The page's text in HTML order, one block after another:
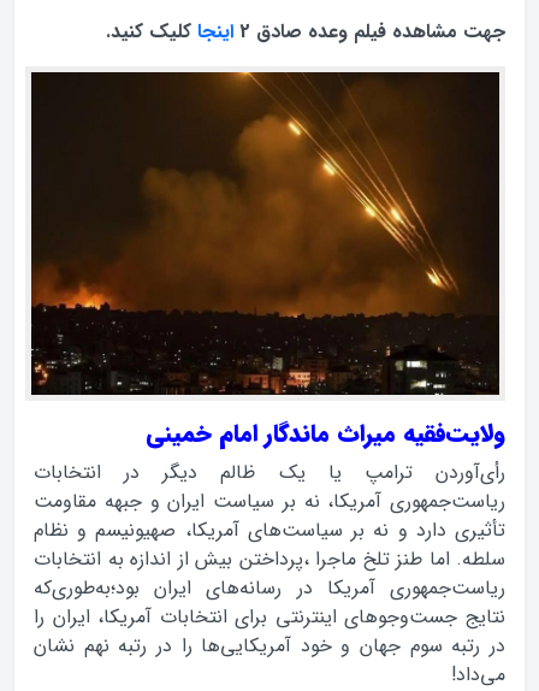
جهت مشاهده فیلم وعده صادق 2
اینجا کلیک کنید.
ولایت‌فقیه میراث ماندگار امام خمینی
رأی‌آوردن ترامپ یا یک ظالم دیگر در انتخابات
ریاست‌جمهوری آمریکا، نه بر سیاست ایران و جبهه مقاومت
تأثیری دارد و نه بر سیاست‌های آمریکا، صهیونیسم و نظام
سلطه. اما طنز تلخ ماجرا ،پرداختن بیش از اندازه به انتخابات
ریاست‌جمهوری آمریکا در رسانه‌های ایران بود؛به‌طوری‌که
نتایج جست‌وجوهای اینترنتی برای انتخابات آمریکا، ایران را
در رتبه سوم جهان و خود آمریکایی‌ها را در رتبه نهم نشان
می‌داد!